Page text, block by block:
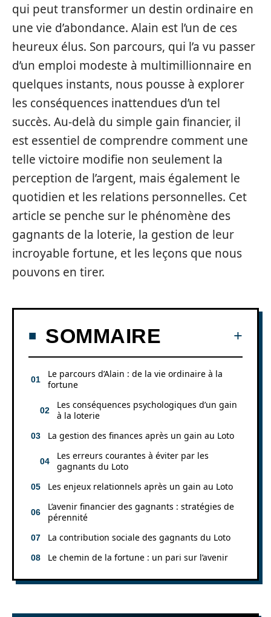
qui peut transformer un destin ordinaire en
une vie d’abondance. Alain est l’un de ces
heureux élus. Son parcours, qui l’a vu passer
d’un emploi modeste à multimillionnaire en
quelques instants, nous pousse à explorer
les conséquences inattendues d’un tel
succès. Au-delà du simple gain financier, il
est essentiel de comprendre comment une
telle victoire modifie non seulement la
perception de l’argent, mais également le
quotidien et les relations personnelles. Cet
article se penche sur le phénomène des
gagnants de la loterie, la gestion de leur
incroyable fortune, et les leçons que nous
pouvons en tirer.
SOMMAIRE
Le parcours d’Alain : de la vie ordinaire à la
fortune
Les conséquences psychologiques d’un gain
à la loterie
La gestion des finances après un gain au Loto
Les erreurs courantes à éviter par les
gagnants du Loto
Les enjeux relationnels après un gain au Loto
L’avenir financier des gagnants : stratégies de
pérennité
La contribution sociale des gagnants du Loto
Le chemin de la fortune : un pari sur l’avenir